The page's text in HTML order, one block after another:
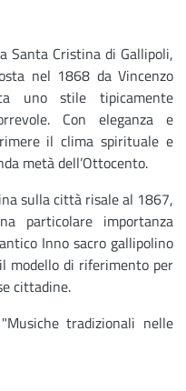
Santa Cristina di Gallipoli,
nel 1868 da Vincenzo
uno stile tipicamente
Con eleganza e
il clima spirituale e
metà dell’Ottocento.
sulla città risale al 1867,
particolare importanza
Inno sacro gallipolino
modello di riferimento per
cittadine.
tradizionali nelle